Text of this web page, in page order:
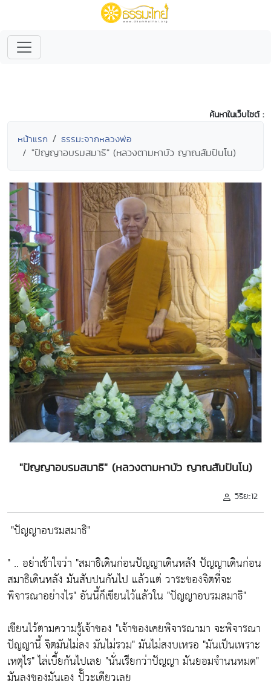
ค้นหาในเว็บไซต์ :
หน้าแรก ธรรมะจากหลวงพ่อ
"ปัญญาอบรมสมาธิ" (หลวงตามหาบัว ญาณสัมปันโน)
"ปัญญาอบรมสมาธิ" (หลวงตามหาบัว ญาณสัมปันโน)
วิริยะ12
"ปัญญาอบรมสมาธิ"
" .. อย่าเข้าใจว่า "สมาธิเดินก่อนปัญญาเดินหลัง ปัญญาเดินก่อน
สมาธิเดินหลัง มันสับปนกันไป แล้วแต่ วาระของจิตที่จะ
พิจารณาอย่างไร"อันนี้ก็เขียนไว้แล้วใน "ปัญญาอบรมสมาธิ"
เขียนไว้ตามความรู้เจ้าของ "เจ้าของเคยพิจารณามา จะพิจารณา
ปัญญานี้ จิตมันไม่ลง มันไม่รวม"มันไม่สงบเหรอ "มันเป็นเพราะ
เหตุไร"ไล่เบี้ยกันไปเลย "นั่นเรียกว่าปัญญา มันยอมจำนนหมด"
มันลงของมันเอง ปั๊วะเดียวเลย